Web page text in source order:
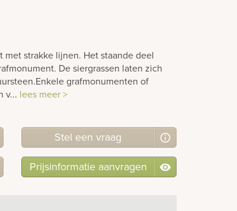
strakke lijnen. Het staande deel
De siergrassen laten zich
grafmonumenten of
v... lees meer >
Stel een vraag
Prijsinformatie aanvragen